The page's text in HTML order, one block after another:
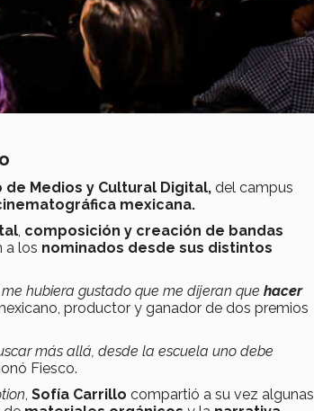
de Medios y Cultural Digital, del campus
mexicana.
, composición y creación de bandas
a los nominados desde sus distintos
hubiera gustado que me dijeran que hacer
productor y ganador de dos premios
más allá, desde la escuela uno debe
Fiesco.
, Sofía Carrillo compartió a su vez algunas